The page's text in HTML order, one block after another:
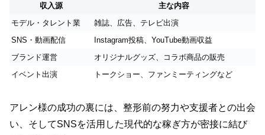
収入源
主な内容
モデル・タレント業
雑誌、広告、テレビ出演
SNS・動画配信
Instagram投稿、YouTube動画収益
ブランド運営
オリジナルグッズ、コラボ商品の販売
イベント出演
トークショー、ファンミーティングなど
アレン様の成功の裏には、整形前の努力や支援者との出会
い、そしてSNSを活用した現代的な稼ぎ方が密接に結び